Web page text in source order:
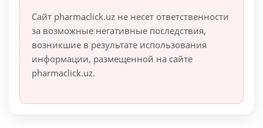
Сайт pharmaclick.uz не несет ответственности
за возможные негативные последствия,
возникшие в результате использования
информации, размещенной на сайте
pharmaclick.uz.